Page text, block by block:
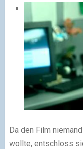
Da den Film
wollte, entschloss